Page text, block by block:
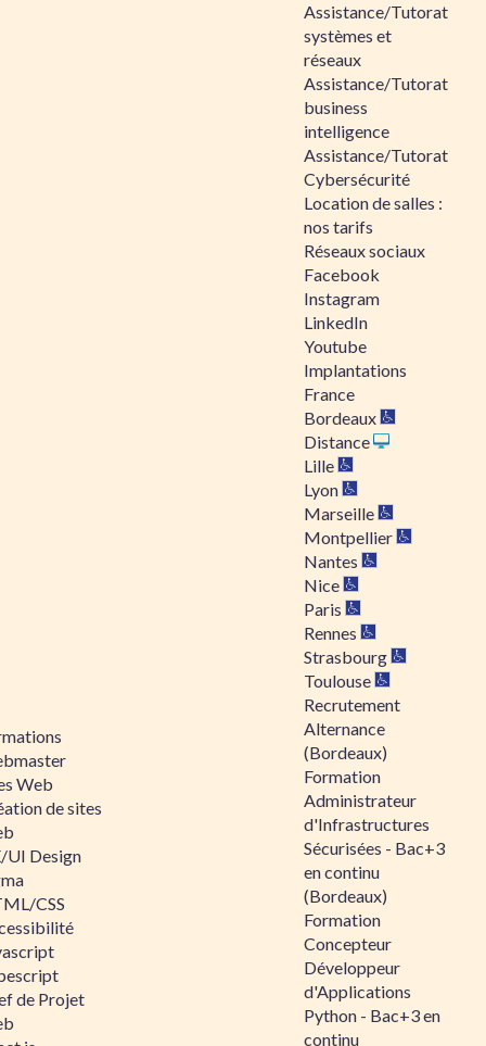
Web
de sites
UI Design
CSS
de Projet
Assistance/Tutorat
systèmes et
réseaux
Assistance/Tutorat
business
intelligence
Assistance/Tutorat
Cybersécurité
Location de salles :
nos tarifs
Réseaux sociaux
Facebook
Instagram
LinkedIn
Youtube
Implantations
France
Bordeaux
Distance
Lille
Lyon
Marseille
Montpellier
Nantes
Nice
Paris
Rennes
Strasbourg
Toulouse
Recrutement
Alternance
(Bordeaux)
Formation
Administrateur
d'Infrastructures
Sécurisées - Bac+3
en continu
(Bordeaux)
Formation
Concepteur
Développeur
d'Applications
Python - Bac+3 en
continu